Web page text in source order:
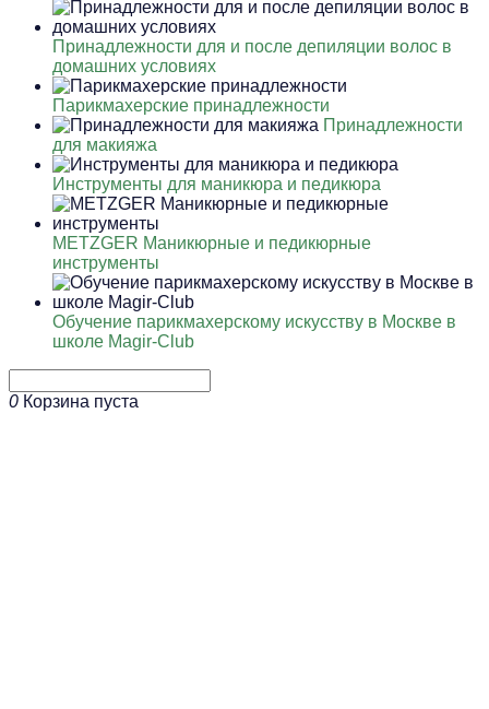
Принадлежности для и после депиляции волос в
домашних условиях
Парикмахерские принадлежности
Принадлежности
для макияжа
Инструменты для маникюра и педикюра
METZGER Маникюрные и педикюрные
инструменты
Обучение парикмахерскому искусству в Москве в
школе Magir-Club
0 Корзина пуста